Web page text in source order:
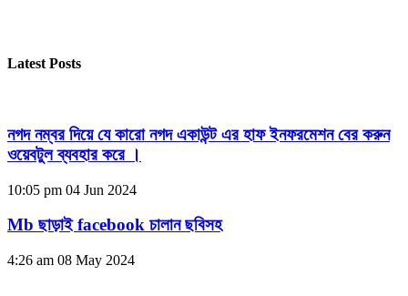
Latest Posts
নগদ নম্বর দিয়ে যে কারো নগদ একাউন্ট এর হাফ ইনফরমেশন বের করুন
ওয়েবটুল ব্যবহার করে ।
10:05 pm 04 Jun 2024
Mb ছাড়াই facebook চালান ছবিসহ
4:26 am 08 May 2024